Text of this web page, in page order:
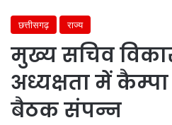
छत्तीसगढ़ राज्य
मुख्य सचिव
अध्यक्षता में कैम्पा
बैठक संपन्न